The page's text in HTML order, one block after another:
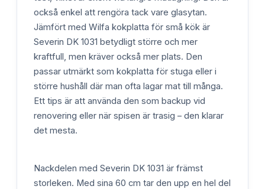
också enkel att rengöra tack vare glasytan.
Jämfört med Wilfa kokplatta för små kök är
Severin DK 1031 betydligt större och mer
kraftfull, men kräver också mer plats. Den
passar utmärkt som kokplatta för stuga eller i
större hushåll där man ofta lagar mat till många.
Ett tips är att använda den som backup vid
renovering eller när spisen är trasig – den klarar
det mesta.
Nackdelen med Severin DK 1031 är främst
storleken. Med sina 60 cm tar den upp en hel del